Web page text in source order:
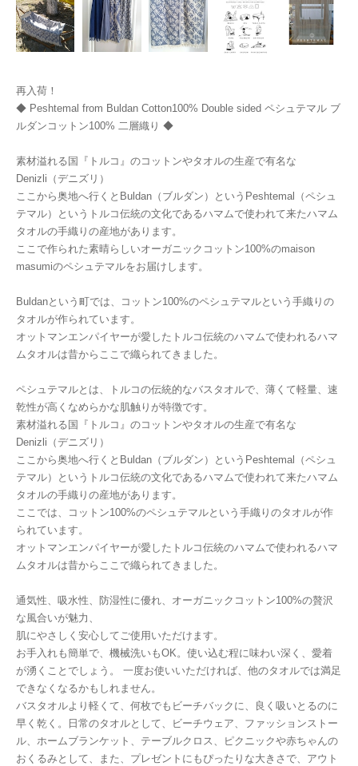
再入荷！
◆ Peshtemal from Buldan Cotton100% Double sided ペシュテマル ブ
ルダンコットン100% 二層織り ◆
素材溢れる国『トルコ』のコットンやタオルの生産で有名な
Denizli（デニズリ）
ここから奥地へ行くとBuldan（ブルダン）というPeshtemal（ペシュ
テマル）というトルコ伝統の文化であるハマムで使われて来たハマム
タオルの手織りの産地があります。
ここで作られた素晴らしいオーガニックコットン100%のmaison
masumiのペシュテマルをお届けします。
Buldanという町では、コットン100%のペシュテマルという手織りの
タオルが作られています。
オットマンエンパイヤーが愛したトルコ伝統のハマムで使われるハマ
ムタオルは昔からここで織られてきました。
ペシュテマルとは、トルコの伝統的なバスタオルで、薄くて軽量、速
乾性が高くなめらかな肌触りが特徴です。
素材溢れる国『トルコ』のコットンやタオルの生産で有名な
Denizli（デニズリ）
ここから奥地へ行くとBuldan（ブルダン）というPeshtemal（ペシュ
テマル）というトルコ伝統の文化であるハマムで使われて来たハマム
タオルの手織りの産地があります。
ここでは、コットン100%のペシュテマルという手織りのタオルが作
られています。
オットマンエンパイヤーが愛したトルコ伝統のハマムで使われるハマ
ムタオルは昔からここで織られてきました。
通気性、吸水性、防湿性に優れ、オーガニックコットン100%の贅沢
な風合いが魅力、
肌にやさしく安心してご使用いただけます。
お手入れも簡単で、機械洗いもOK。使い込む程に味わい深く、愛着
が湧くことでしょう。 一度お使いいただければ、他のタオルでは満足
できなくなるかもしれません。
バスタオルより軽くて、何枚でもビーチバックに、良く吸いとるのに
早く乾く。日常のタオルとして、ビーチウェア、ファッションストー
ル、ホームブランケット、テーブルクロス、ピクニックや赤ちゃんの
おくるみとして、また、プレゼントにもぴったりな大きさで、アウト